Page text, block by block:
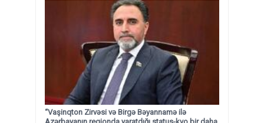
“Vaşinqton Zirvəsi və Birgə Bəyannamə ilə